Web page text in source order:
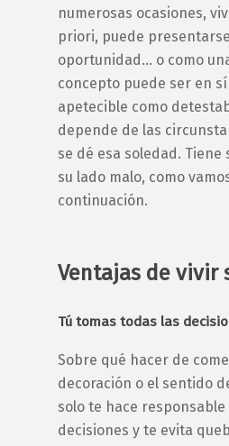
numerosas ocasiones,
priori, puede
oportunidad… o como
concepto puede ser en
apetecible como
depende de las
se dé esa soledad. Tiene
su lado malo, como
continuación.
Ventajas de vivir
Tú tomas todas las
Sobre qué hacer de
decoración o el sentido
solo te hace
decisiones y te evita